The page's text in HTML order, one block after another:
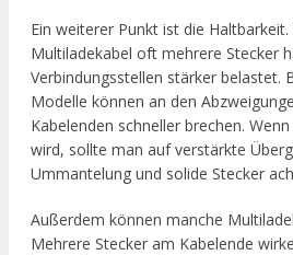
Ein weiterer Punkt ist die
Multiladekabel oft mehrere Stecker
Verbindungsstellen stärker belastet.
Modelle können an den
Kabelenden schneller brechen.
wird, sollte man auf verstärkte
Ummantelung und solide Stecker
Außerdem können manche
Mehrere Stecker am Kabelende